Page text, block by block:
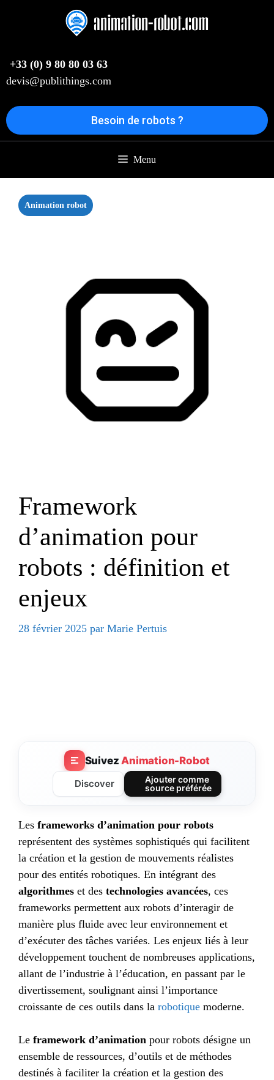
+33 (0) 9 80 80 03 63
devis@publithings.com
Besoin de robots ?
Menu
Animation robot
Framework
d’animation pour
robots : définition et
enjeux
28 février 2025 par Marie Pertuis
Suivez Animation-Robot
Discover
Ajouter comme
source préférée
Les frameworks d’animation pour robots
représentent des systèmes sophistiqués qui facilitent
la création et la gestion de mouvements réalistes
pour des entités robotiques. En intégrant des
algorithmes et des technologies avancées, ces
frameworks permettent aux robots d’interagir de
manière plus fluide avec leur environnement et
d’exécuter des tâches variées. Les enjeux liés à leur
développement touchent de nombreuses applications,
allant de l’industrie à l’éducation, en passant par le
divertissement, soulignant ainsi l’importance
croissante de ces outils dans la robotique moderne.
Le framework d’animation pour robots désigne un
ensemble de ressources, d’outils et de méthodes
destinés à faciliter la création et la gestion des